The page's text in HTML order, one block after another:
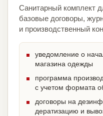
Санитарный комплект
базовые договоры,
и производственный
уведомление о
магазина одежды
программа
с учетом формата
договоры на
дератизацию и